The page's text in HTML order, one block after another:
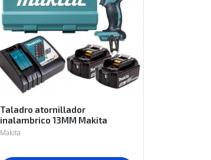
Taladro atornillador
inalambrico 13MM Makita
DDF485RFE
Makita